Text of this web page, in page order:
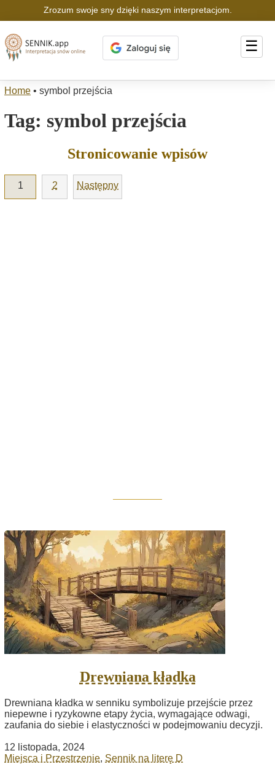
Zrozum swoje sny dzięki naszym interpretacjom.
☰
Home • symbol przejścia
Tag: symbol przejścia
Stronicowanie wpisów
1 2 Następny
Drewniana kładka
Drewniana kładka w senniku symbolizuje przejście przez
niepewne i ryzykowne etapy życia, wymagające odwagi,
zaufania do siebie i elastyczności w podejmowaniu decyzji.
12 listopada, 2024
Miejsca i Przestrzenie, Sennik na literę D